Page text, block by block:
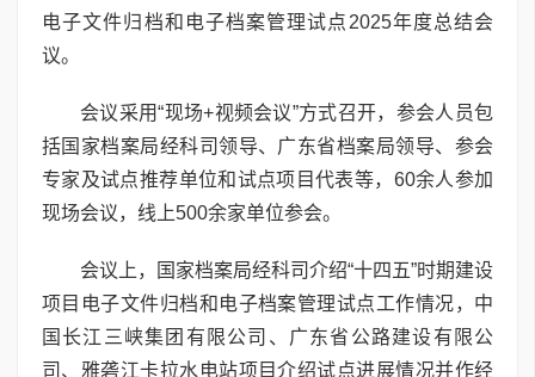
电子文件归档和电子档案管理试点2025年度总结会
议。
会议采用“现场+视频会议”方式召开，参会人员包
括国家档案局经科司领导、广东省档案局领导、参会
专家及试点推荐单位和试点项目代表等，60余人参加
现场会议，线上500余家单位参会。
会议上，国家档案局经科司介绍“十四五”时期建设
项目电子文件归档和电子档案管理试点工作情况，中
国长江三峡集团有限公司、广东省公路建设有限公
司、雅砻江卡拉水电站项目介绍试点进展情况并作经